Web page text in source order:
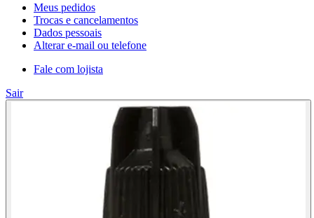
Meus pedidos
Trocas e cancelamentos
Dados pessoais
Alterar e-mail ou telefone
Fale com lojista
Sair